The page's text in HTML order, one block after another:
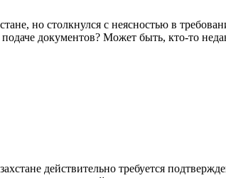
но столкнулся с неясностью в
документов? Может быть, кто-то
действительно требуется